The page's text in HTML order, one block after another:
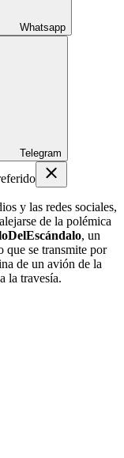
Whatsapp
Telegram
y las redes sociales,
de la polémica
, un
que se transmite por
de un avión de la
la travesía.